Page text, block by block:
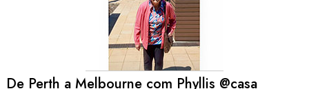
De Perth a Melbourne com Phyllis @casa